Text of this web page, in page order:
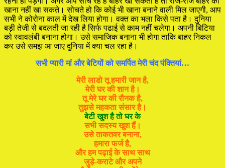
खाना नहीं खा सकते। सोचते हो कि कोई भी खाना बनाने वाली मिल जाएगी, आप
सभी ने कोरोना काल में देख लिया होगा। वक्त का भला किसे पता है। दुनिया
बड़ी तेजी से बदलती जा रही है सिर्फ पढाई से काम नहीं चलेगा। अपनी बिटिया
को स्वावलंबी बनाना होगा। उसे समाजिक बनाना भी होगा ताकि बाहर निकल
कर उसे समझ आ जाए दुनिया में क्या चल रहा है।
सभी प्यारी मां और बेटियों को समर्पित मेरी चंद पंक्तियां…
मेरी लाडो तू हमारी जान है,
मेरी घर की शान है।
तू मेरे घर की रौनक है,
तुझसे महकता संसार है।
बेटी खुश है तो घर के
सभी सदस्य खुश हैं।
उसे ताकतवर बनाना,
हमारा फर्ज है,
और हम पढ़ाई के साथ साथ
जुड़े-कराटे और अपने